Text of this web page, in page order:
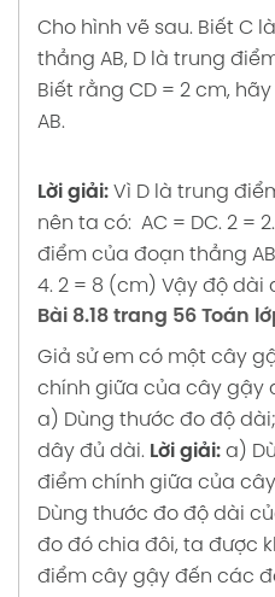
Cho hình vẽ sau. Biết C
thẳng AB, D là trung
Biết rằng CD = 2 cm,
AB.
Lời giải: Vì D là trung
nên ta có: AC = DC. 2 =
điểm của đoạn thẳng
4. 2 = 8 (cm) Vậy độ dài
Bài 8.18 trang 56 Toán
Giả sử em có một cây
chính giữa của cây gậy
a) Dùng thước đo độ dài;
dây đủ dài. Lời giải: a)
điểm chính giữa của
Dùng thước đo độ dài
đo đó chia đôi, ta được
điểm cây gậy đến các